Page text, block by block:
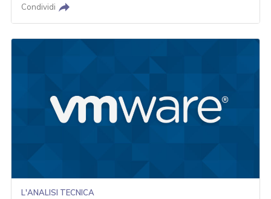
Condividi
L'ANALISI TECNICA